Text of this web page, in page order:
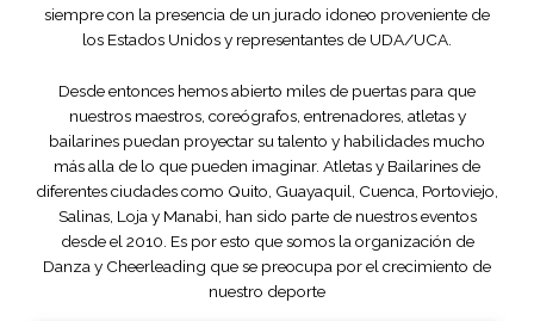
siempre con la presencia de un jurado idoneo proveniente de
los Estados Unidos y representantes de UDA/UCA.
Desde entonces hemos abierto miles de puertas para que
nuestros maestros, coreógrafos, entrenadores, atletas y
bailarines puedan proyectar su talento y habilidades mucho
más alla de lo que pueden imaginar. Atletas y Bailarines de
diferentes ciudades como Quito, Guayaquil, Cuenca, Portoviejo,
Salinas, Loja y Manabi, han sido parte de nuestros eventos
desde el 2010. Es por esto que somos la organización de
Danza y Cheerleading que se preocupa por el crecimiento de
nuestro deporte